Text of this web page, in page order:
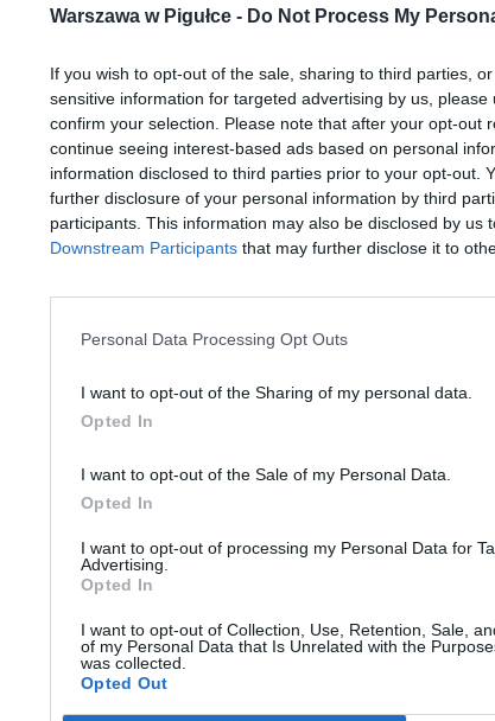
Warszawa w Pigułce - Do Not Process My
If you wish to opt-out of the sale, sharing to third parties,
sensitive information for targeted advertising by us,
confirm your selection. Please note that after your opt-out
continue seeing interest-based ads based on personal
information disclosed to third parties prior to your opt-out.
further disclosure of your personal information by third
participants. This information may also be disclosed by us
Downstream Participants that may further disclose it to
Personal Data Processing Opt Outs
I want to opt-out of the Sharing of my personal data.
Opted In
I want to opt-out of the Sale of my Personal Data.
Opted In
I want to opt-out of processing my Personal Data for
Advertising.
Opted In
I want to opt-out of Collection, Use, Retention, Sale,
of my Personal Data that Is Unrelated with the
was collected.
Opted Out
Dodaj nas do preferowanych źródeł w Google